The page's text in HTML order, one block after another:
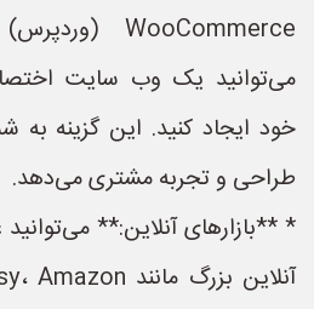
می‌توانید یک وب سایت
خود ایجاد کنید. این گزینه به
طراحی و تجربه مشتری می‌دهد.
* **بازارهای آنلاین:**